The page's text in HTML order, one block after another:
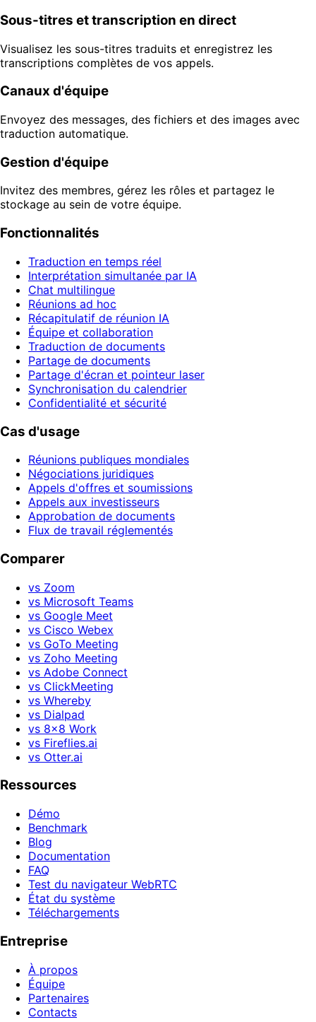
Sous-titres et transcription en direct
Visualisez les sous-titres traduits et enregistrez les
transcriptions complètes de vos appels.
Canaux d'équipe
Envoyez des messages, des fichiers et des images avec
traduction automatique.
Gestion d'équipe
Invitez des membres, gérez les rôles et partagez le
stockage au sein de votre équipe.
Fonctionnalités
Traduction en temps réel
Interprétation simultanée par IA
Chat multilingue
Réunions ad hoc
Récapitulatif de réunion IA
Équipe et collaboration
Traduction de documents
Partage de documents
Partage d'écran et pointeur laser
Synchronisation du calendrier
Confidentialité et sécurité
Cas d'usage
Réunions publiques mondiales
Négociations juridiques
Appels d'offres et soumissions
Appels aux investisseurs
Approbation de documents
Flux de travail réglementés
Comparer
vs Zoom
vs Microsoft Teams
vs Google Meet
vs Cisco Webex
vs GoTo Meeting
vs Zoho Meeting
vs Adobe Connect
vs ClickMeeting
vs Whereby
vs Dialpad
vs 8x8 Work
vs Fireflies.ai
vs Otter.ai
Ressources
Démo
Benchmark
Blog
Documentation
FAQ
Test du navigateur WebRTC
État du système
Téléchargements
Entreprise
À propos
Équipe
Partenaires
Contacts